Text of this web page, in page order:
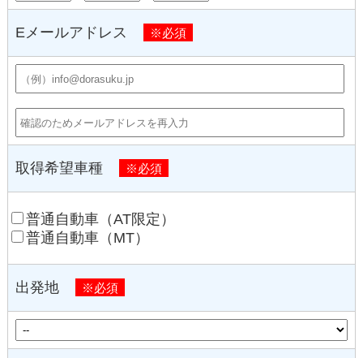
Eメールアドレス ※必須
取得希望車種 ※必須
普通自動車（AT限定）
普通自動車（MT）
出発地 ※必須